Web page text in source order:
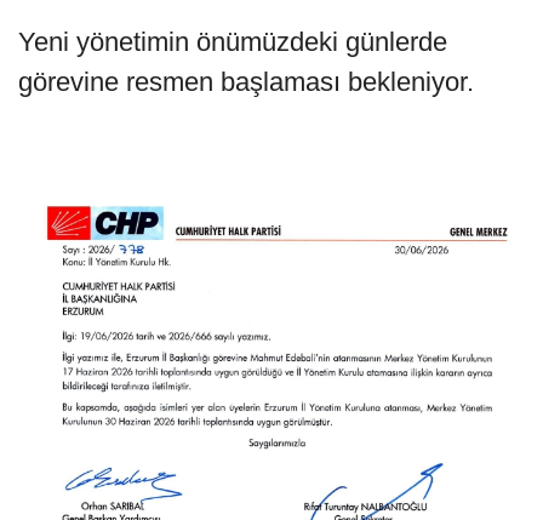
Yeni yönetimin önümüzdeki günlerde
görevine resmen başlaması bekleniyor.